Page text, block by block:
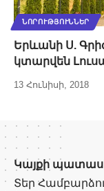
ՆՈՐՈՒԹՅՈՒՆՆԵՐ
Երևանի Ս.
կտարվեն
13 Հունիսի, 2018
Կայքի
Տեր